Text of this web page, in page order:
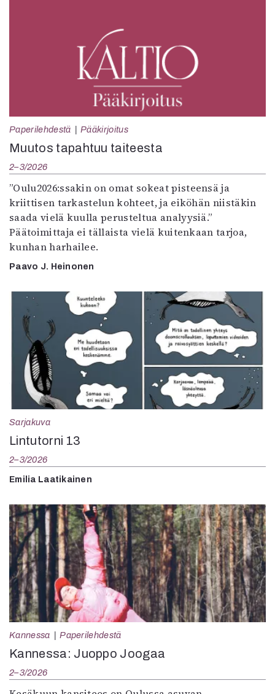
Paperilehdestä Pääkirjoitus
Muutos tapahtuu taiteesta
2–3/2026
”Oulu2026:ssakin on omat sokeat pisteensä ja
kriittisen tarkastelun kohteet, ja eiköhän niistäkin
saada vielä kuulla perusteltua analyysiä.”
Päätoimittaja ei tällaista vielä kuitenkaan tarjoa,
kunhan harhailee.
Paavo J. Heinonen
Sarjakuva
Lintutorni 13
2–3/2026
Emilia Laatikainen
Kannessa Paperilehdestä
Kannessa: Juoppo Joogaa
2–3/2026